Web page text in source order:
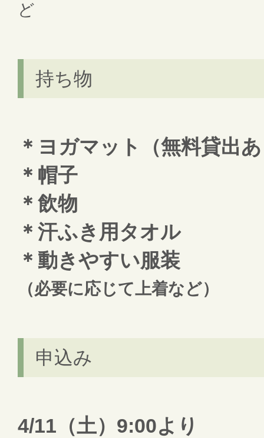
ど
持ち物
＊ヨガマット（無料貸出
＊帽子
＊飲物
＊汗ふき用タオル
＊動きやすい服装
（必要に応じて上着など）
申込み
4/11（土）9:00より